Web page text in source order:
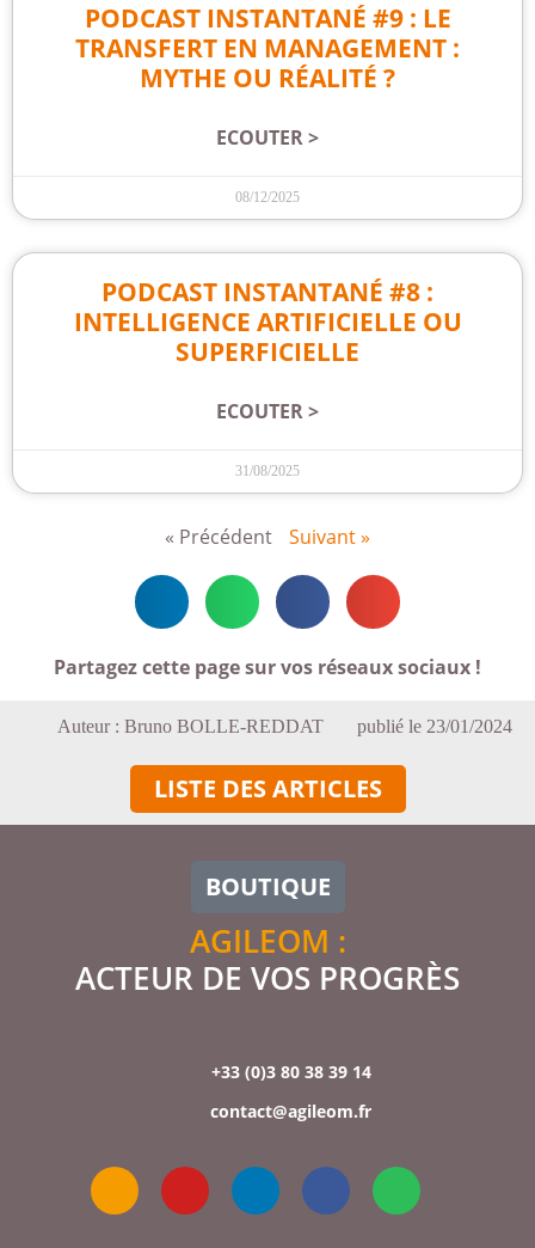
PODCAST INSTANTANÉ #9 : LE
TRANSFERT EN MANAGEMENT :
MYTHE OU RÉALITÉ ?
ECOUTER >
08/12/2025
PODCAST INSTANTANÉ #8 :
INTELLIGENCE ARTIFICIELLE OU
SUPERFICIELLE
ECOUTER >
31/08/2025
« Précédent Suivant »
Partagez cette page sur vos réseaux sociaux !
Auteur : Bruno BOLLE-REDDAT publié le 23/01/2024
LISTE DES ARTICLES
BOUTIQUE
AGILEOM :
ACTEUR DE VOS PROGRÈS
+33 (0)3 80 38 39 14
contact@agileom.fr